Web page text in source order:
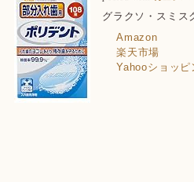
グラクソ・スミス
Amazon
楽天市場
Yahooショッピ